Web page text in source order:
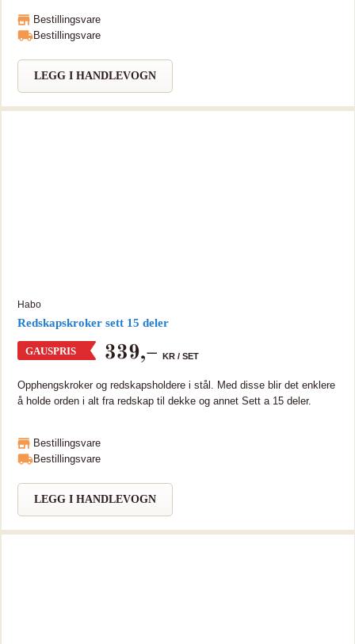
Bestillingsvare
Bestillingsvare
LEGG I HANDLEVOGN
Habo
Redskapskroker sett 15 deler
GAUSPRIS 339,– KR / SET
Opphengskroker og redskapsholdere i stål. Med disse blir det enklere
å holde orden i alt fra redskap til dekke og annet Sett a 15 deler.
Bestillingsvare
Bestillingsvare
LEGG I HANDLEVOGN